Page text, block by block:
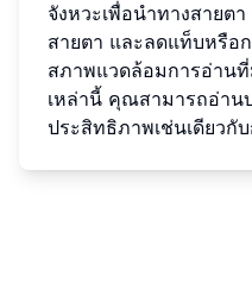
จังหวะเพื่อนำทางสายต
สายตา และลดแท็บหรือ
สภาพแวดล้อมการอ่าน
เหล่านี้ คุณสามารถอ่าน
ประสิทธิภาพเช่นเดียวกั